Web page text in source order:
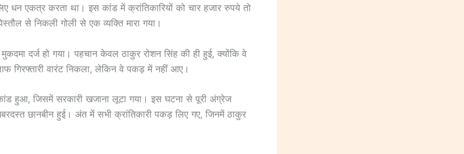
धन एकत्र करता था। इस कांड में क्रांतिकारियों को चार हजार रुपये तो
से निकली गोली से एक व्यक्ति मारा गया।
दर्ज हो गया। पहचान केवल ठाकुर रोशन सिंह की ही हुई, क्योंकि वे
गिरफ्तारी वारंट निकला, लेकिन वे पकड़ में नहीं आए।
हुआ, जिसमें सरकारी खजाना लूटा गया। इस घटना से पूरी अंग्रेज
छानबीन हुई। अंत में सभी क्रांतिकारी पकड़ लिए गए, जिनमें ठाकुर